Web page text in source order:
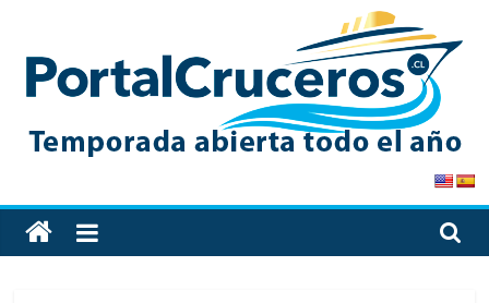
content
PortalCruceros
Toda
la